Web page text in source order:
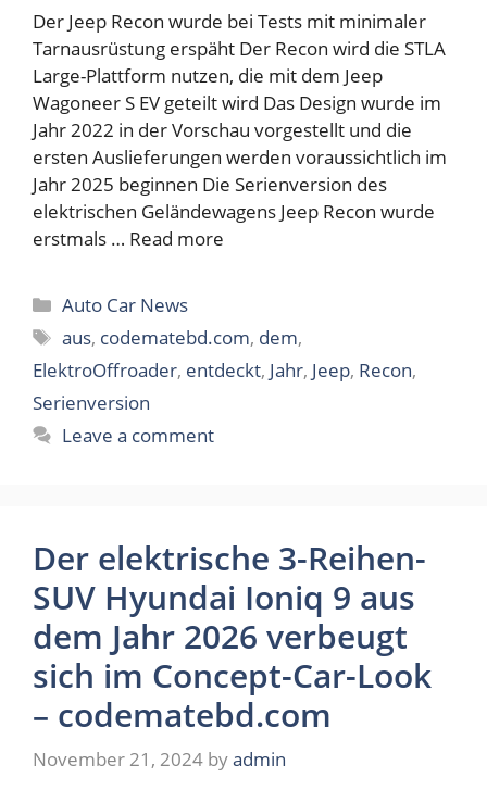
Der Jeep Recon wurde bei Tests mit minimaler
Tarnausrüstung erspäht Der Recon wird die STLA
Large-Plattform nutzen, die mit dem Jeep
Wagoneer S EV geteilt wird Das Design wurde im
Jahr 2022 in der Vorschau vorgestellt und die
ersten Auslieferungen werden voraussichtlich im
Jahr 2025 beginnen Die Serienversion des
elektrischen Geländewagens Jeep Recon wurde
erstmals … Read more
Categories
Auto Car News
Tags
aus, codematebd.com, dem,
ElektroOffroader, entdeckt, Jahr, Jeep, Recon,
Serienversion
Leave a comment
Der elektrische 3-Reihen-
SUV Hyundai Ioniq 9 aus
dem Jahr 2026 verbeugt
sich im Concept-Car-Look
– codematebd.com
November 21, 2024 byadmin